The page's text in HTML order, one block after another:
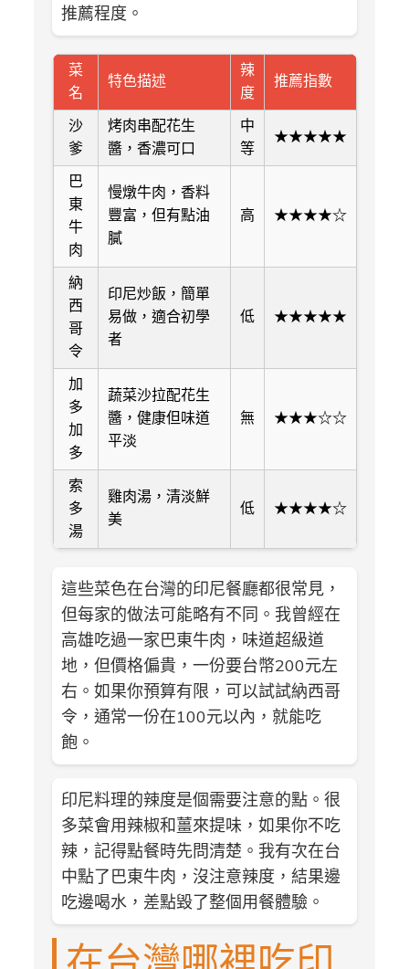
推薦程度。
菜
名
特色描述
辣
度
推薦指數
沙
爹
烤肉串配花生
醬，香濃可口
中
等
★★★★★
巴
東
牛
肉
慢燉牛肉，香料
豐富，但有點油
膩
高 ★★★★☆
納
西
哥
令
印尼炒飯，簡單
易做，適合初學
者
低 ★★★★★
加
多
加
多
蔬菜沙拉配花生
醬，健康但味道
平淡
無 ★★★☆☆
索
多
湯
雞肉湯，清淡鮮
美
低 ★★★★☆
這些菜色在台灣的印尼餐廳都很常見，
但每家的做法可能略有不同。我曾經在
高雄吃過一家巴東牛肉，味道超級道
地，但價格偏貴，一份要台幣200元左
右。如果你預算有限，可以試試納西哥
令，通常一份在100元以內，就能吃
飽。
印尼料理的辣度是個需要注意的點。很
多菜會用辣椒和薑來提味，如果你不吃
辣，記得點餐時先問清楚。我有次在台
中點了巴東牛肉，沒注意辣度，結果邊
吃邊喝水，差點毀了整個用餐體驗。